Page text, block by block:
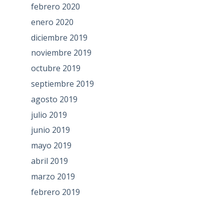
febrero 2020
enero 2020
diciembre 2019
noviembre 2019
octubre 2019
septiembre 2019
agosto 2019
julio 2019
junio 2019
mayo 2019
abril 2019
marzo 2019
febrero 2019